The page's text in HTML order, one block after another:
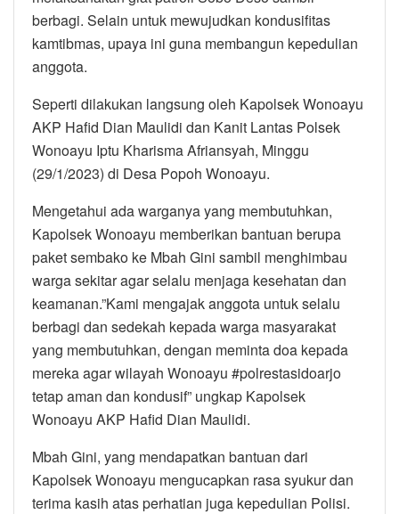
berbagi. Selain untuk mewujudkan kondusifitas
kamtibmas, upaya ini guna membangun kepedulian
anggota.
Seperti dilakukan langsung oleh Kapolsek Wonoayu
AKP Hafid Dian Maulidi dan Kanit Lantas Polsek
Wonoayu Iptu Kharisma Afriansyah, Minggu
(29/1/2023) di Desa Popoh Wonoayu.
Mengetahui ada warganya yang membutuhkan,
Kapolsek Wonoayu memberikan bantuan berupa
paket sembako ke Mbah Gini sambil menghimbau
warga sekitar agar selalu menjaga kesehatan dan
keamanan.”Kami mengajak anggota untuk selalu
berbagi dan sedekah kepada warga masyarakat
yang membutuhkan, dengan meminta doa kepada
mereka agar wilayah Wonoayu #polrestasidoarjo
tetap aman dan kondusif” ungkap Kapolsek
Wonoayu AKP Hafid Dian Maulidi.
Mbah Gini, yang mendapatkan bantuan dari
Kapolsek Wonoayu mengucapkan rasa syukur dan
terima kasih atas perhatian juga kepedulian Polisi.